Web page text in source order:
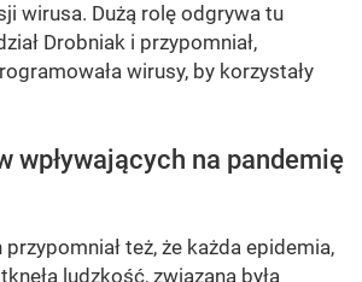
wirusa. Dużą rolę odgrywa tu
Drobniak i przypomniał,
wirusy, by korzystały
wpływających na pandemię
też, że każda epidemia,
ludzkość, związana była